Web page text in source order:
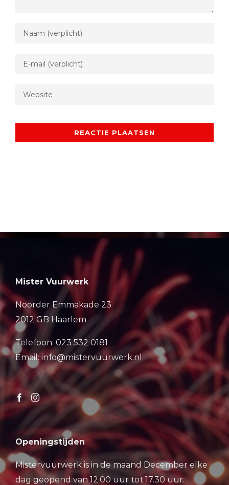
Mister Vuurwerk
Noorder Emmakade 23
2012 GB Haarlem
Telefoon: 023 532 0181
Email: info@mistervuurwerk.nl
Openingstijden
Mistervuurwerk is in de maand December elke
dag geopend van 12.00 uur tot 17.30 uur.